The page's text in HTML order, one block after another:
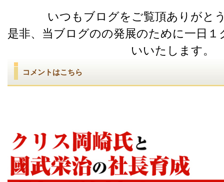
いつもブログをご覧頂ありがと
是非、当ブログのの発展のために一日
いいたします。
コメントはこちら